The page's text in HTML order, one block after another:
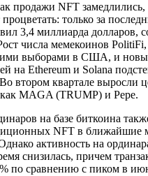
продажи NFT
только за
3,4 миллиарда долларов,
числа мемекоинов
выборами в США, и
на Ethereum и Solana
втором квартале выросли
MAGA (TRUMP) и Pepe.
на базе биткоина
NFT в ближайшие
активность на
снизилась, причем
по сравнению с пиком в